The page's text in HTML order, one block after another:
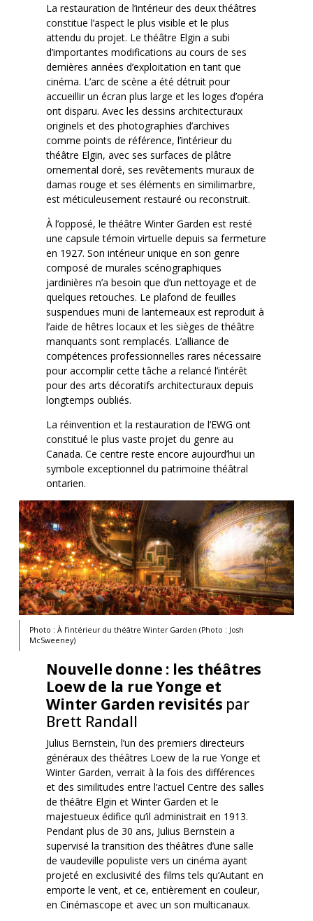
La restauration de l’intérieur des deux théâtres
constitue l’aspect le plus visible et le plus
attendu du projet. Le théâtre Elgin a subi
d’importantes modifications au cours de ses
dernières années d’exploitation en tant que
cinéma. L’arc de scène a été détruit pour
accueillir un écran plus large et les loges d’opéra
ont disparu. Avec les dessins architecturaux
originels et des photographies d’archives
comme points de référence, l’intérieur du
théâtre Elgin, avec ses surfaces de plâtre
ornemental doré, ses revêtements muraux de
damas rouge et ses éléments en similimarbre,
est méticuleusement restauré ou reconstruit.
À l’opposé, le théâtre Winter Garden est resté
une capsule témoin virtuelle depuis sa fermeture
en 1927. Son intérieur unique en son genre
composé de murales scénographiques
jardinières n’a besoin que d’un nettoyage et de
quelques retouches. Le plafond de feuilles
suspendues muni de lanterneaux est reproduit à
l’aide de hêtres locaux et les sièges de théâtre
manquants sont remplacés. L’alliance de
compétences professionnelles rares nécessaire
pour accomplir cette tâche a relancé l’intérêt
pour des arts décoratifs architecturaux depuis
longtemps oubliés.
La réinvention et la restauration de l’EWG ont
constitué le plus vaste projet du genre au
Canada. Ce centre reste encore aujourd’hui un
symbole exceptionnel du patrimoine théâtral
ontarien.
Photo : À l’intérieur du théâtre Winter Garden (Photo : Josh
McSweeney)
Nouvelle donne : les théâtres
Loew de la rue Yonge et
Winter Garden revisités par
Brett Randall
Julius Bernstein, l’un des premiers directeurs
généraux des théâtres Loew de la rue Yonge et
Winter Garden, verrait à la fois des différences
et des similitudes entre l’actuel Centre des salles
de théâtre Elgin et Winter Garden et le
majestueux édifice qu’il administrait en 1913.
Pendant plus de 30 ans, Julius Bernstein a
supervisé la transition des théâtres d’une salle
de vaudeville populiste vers un cinéma ayant
projeté en exclusivité des films tels qu’Autant en
emporte le vent, et ce, entièrement en couleur,
en Cinémascope et avec un son multicanaux.